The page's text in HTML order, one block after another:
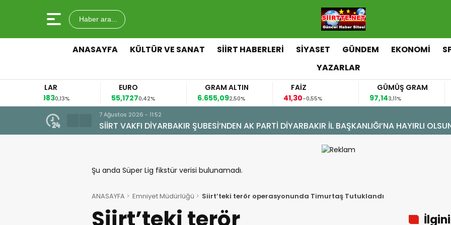
Haber ara...
ANASAYFA KÜLTÜR VE SANAT SİİRT HABERLERİ SİYASET GÜNDEM EKONOMİ
YAZARLAR
EURO
55,1727
0,42%
GRAM ALTIN
6.655,09
2,50% -0,55%
GÜMÜŞ GRAM
3,11%
BITCOIN
64.810,00
ZİYARETİ
7 Ağustos 2026 - 09:44
ALAN MAHALLESİ’NDE TARİHİ DÖNÜŞÜM: DOĞAL GAZA KAVUŞTU, 34 YILLIK TAPU SORUNU
Şu anda Süper Lig fikstür verisi bulunamadı.
ANASAYFA Emniyet Müdürlüğü Siirt’teki terör operasyonunda Timurtaş Tutuklandı